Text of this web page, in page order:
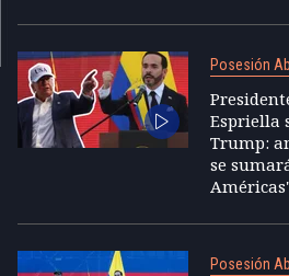
Posesión
Espriella
Trump:
se
Posesión